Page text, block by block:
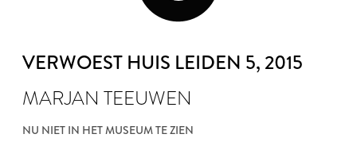
VERWOEST HUIS LEIDEN 5, 2015
MARJAN TEEUWEN
NU NIET IN HET MUSEUM TE ZIEN